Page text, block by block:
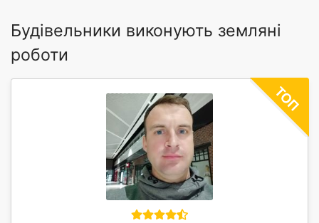
Будівельники виконують земляні
роботи